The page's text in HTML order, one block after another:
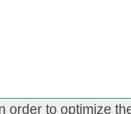
order to optimize